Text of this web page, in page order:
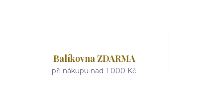
Balíkovna ZDARMA
při nákupu nad 1 000 Kč